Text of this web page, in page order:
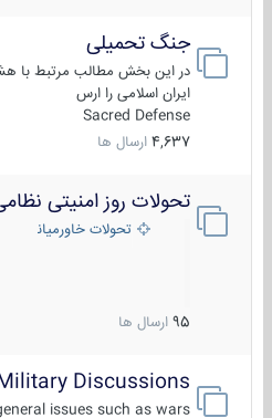
جنگ تحمیلی
در این بخش مطالب مرتبط با
ایران اسلامی را ارس
Sacred Defense
4,637 ارسال ها
تحولات روز امنیتی نظامی
تحولات خاورمیانه
95 ارسال ها
Military Discussions
general issues such as wars